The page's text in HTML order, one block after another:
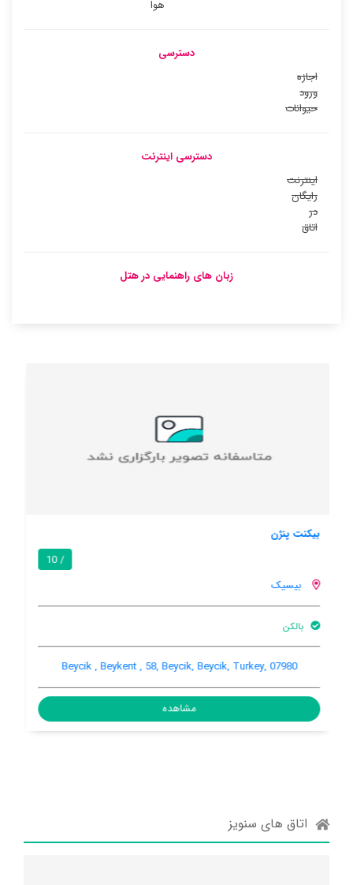
هوا
دسترسی
اجازه
ورود
حیوانات
دسترسی اینترنت
اینترنت
رایگان
در
اتاق
زبان های راهنمایی در هتل
هتل نارا ریزورت
بیسیک
هنوز اطلاعات کاملی توسط کاربران اعلام نشده است
Tekirova Beycik Koyu, Kemer, Antalya, Beycik, Beycik, Turkey
مشاهده
اتاق های سنویز